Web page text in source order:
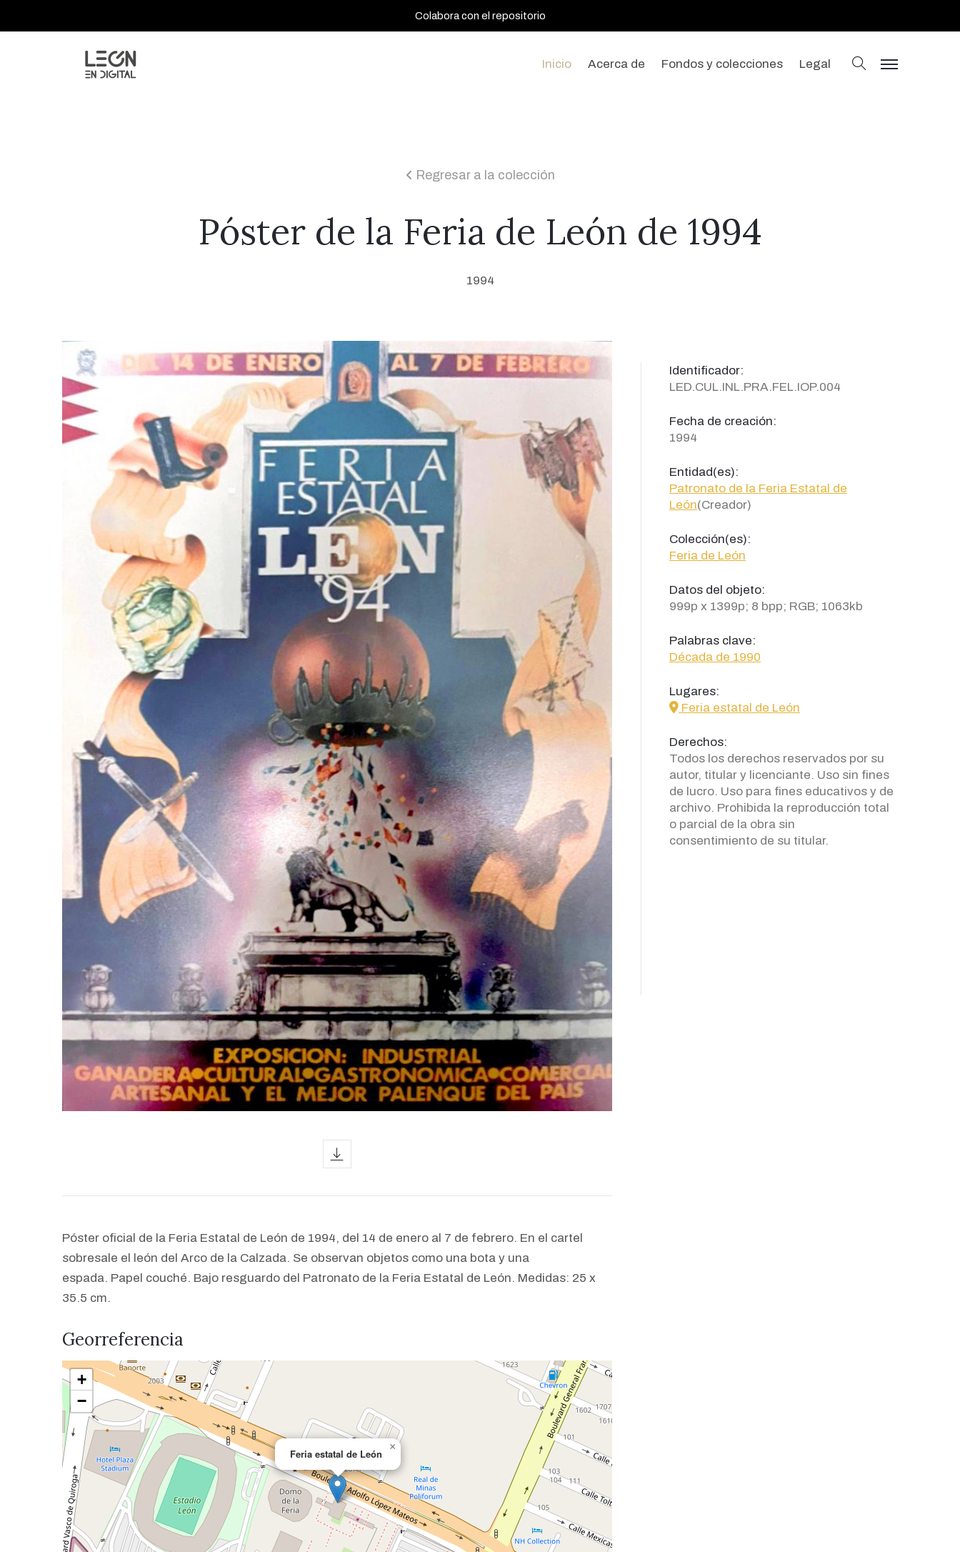
Colabora con el repositorio
Inicio Acerca de Fondos y colecciones Legal buscar
menu
icon
Regresar a la colección
Póster de la Feria de León de 1994
1994
Póster oficial de la Feria Estatal de León de 1994, del 14 de enero al 7 de febrero. En el cartel
sobresale el león del Arco de la Calzada. Se observan objetos como una bota y una
espada. Papel couché. Bajo resguardo del Patronato de la Feria Estatal de León. Medidas: 25 x
35.5 cm.
Georreferencia
Feria estatal de León
×
+
−
Identificador:
LED.CUL.INL.PRA.FEL.IOP.004
Fecha de creación:
1994
Entidad(es):
Patronato de la Feria Estatal de
León(Creador)
Colección(es):
Feria de León
Datos del objeto:
999p x 1399p; 8 bpp; RGB; 1063kb
Palabras clave:
Década de 1990
Lugares:
icon
Feria estatal de León
Derechos:
Todos los derechos reservados por su
autor, titular y licenciante. Uso sin fines
de lucro. Uso para fines educativos y de
archivo. Prohibida la reproducción total
o parcial de la obra sin
consentimiento de su titular.